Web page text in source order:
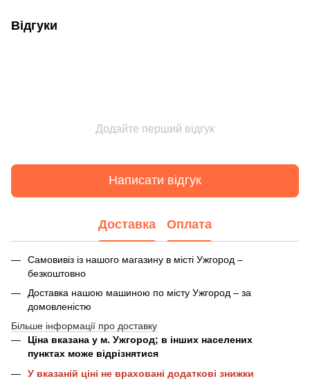
Відгуки
Додайте перший відгук
Написати відгук
Доставка Оплата
Самовивіз із нашого магазину в місті Ужгород –
безкоштовно
Доставка нашою машиною по місту Ужгород – за
домовленістю
Більше інформації про доставку
Ціна вказана у м. Ужгород; в інших населених
пунктах може відрізнятися
У вказаній ціні не враховані додаткові знижки